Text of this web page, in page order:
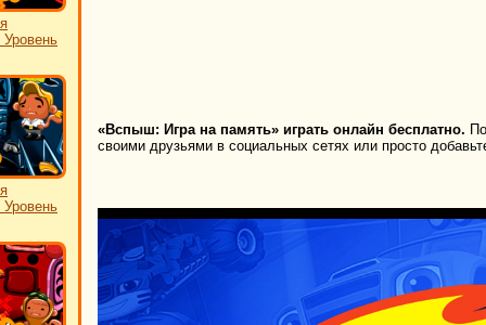
Уровень
Уровень
«Вспыш: Игра на память» играть онлайн бесплатно.
своими друзьями в социальных сетях или просто